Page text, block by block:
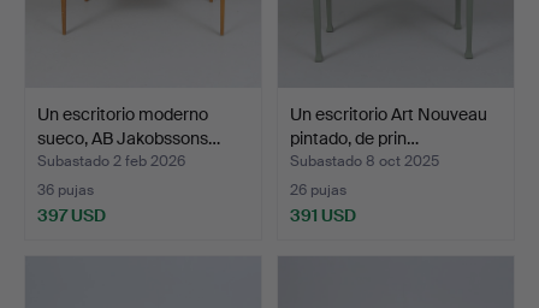
Un escritorio moderno
sueco, AB Jakobssons…
Subastado 2 feb 2026
36 pujas
397 USD
Un escritorio Art Nouveau
pintado, de prin…
Subastado 8 oct 2025
26 pujas
391 USD